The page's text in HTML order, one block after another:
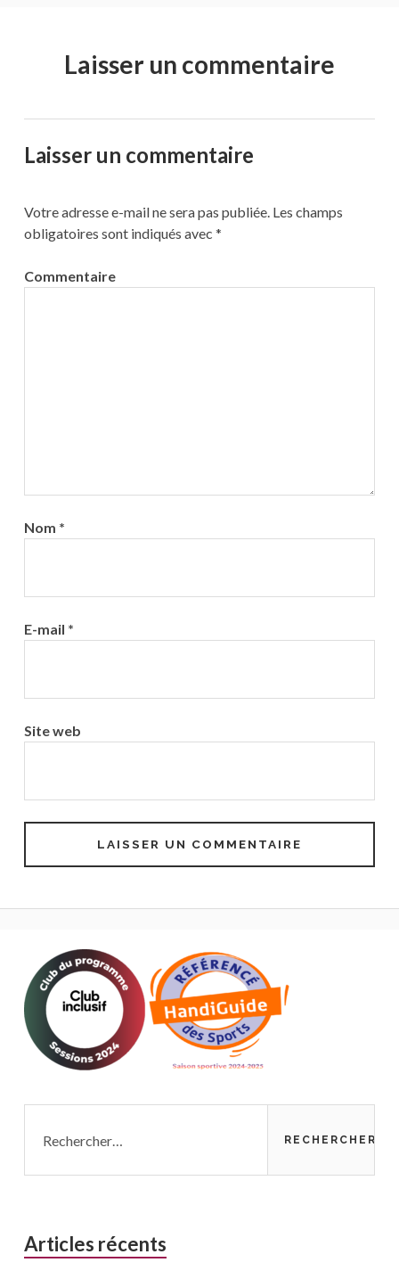
Laisser un commentaire
Laisser un commentaire
Votre adresse e-mail ne sera pas publiée.Les champs
obligatoires sont indiqués avec *
Commentaire
Nom *
E-mail *
Site web
Articles récents